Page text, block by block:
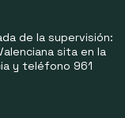
de la supervisión:
sita en la
y teléfono 961